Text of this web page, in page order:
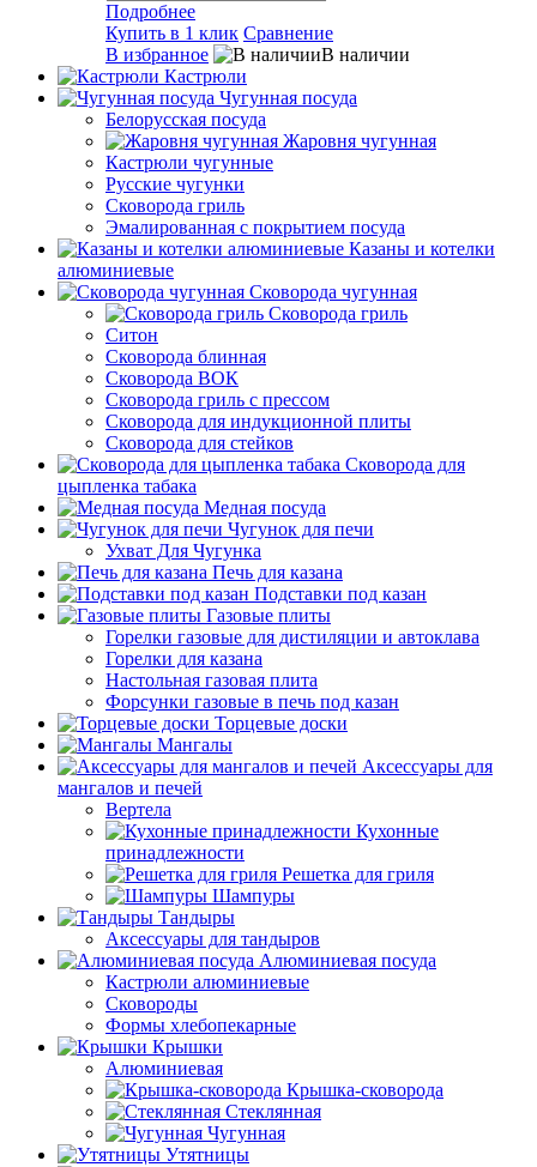
Подробнее
Купить в 1 клик Сравнение
В избранное
В наличии
Кастрюли
Чугунная посуда
Белорусская посуда
Жаровня чугунная
Кастрюли чугунные
Русские чугунки
Сковорода гриль
Эмалированная с покрытием посуда
Казаны и котелки
алюминиевые
Сковорода чугунная
Сковорода гриль
Ситон
Сковорода блинная
Сковорода ВОК
Сковорода гриль с прессом
Сковорода для индукционной плиты
Сковорода для стейков
Сковорода для
цыпленка табака
Медная посуда
Чугунок для печи
Ухват Для Чугунка
Печь для казана
Подставки под казан
Газовые плиты
Горелки газовые для дистиляции и автоклава
Горелки для казана
Настольная газовая плита
Форсунки газовые в печь под казан
Торцевые доски
Мангалы
Аксессуары для
мангалов и печей
Вертела
Кухонные
принадлежности
Решетка для гриля
Шампуры
Тандыры
Аксессуары для тандыров
Алюминиевая посуда
Кастрюли алюминиевые
Сковороды
Формы хлебопекарные
Крышки
Алюминиевая
Крышка-сковорода
Стеклянная
Чугунная
Утятницы